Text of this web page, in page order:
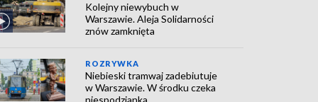
Kolejny niewybuch w
Warszawie. Aleja Solidarności
znów zamknięta
ROZRYWKA
Niebieski tramwaj zadebiutuje
w Warszawie. W środku czeka
niespodzianka